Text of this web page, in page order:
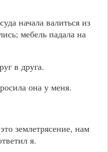
начала валиться из
мебель падала на
в друга.
она у меня.
землетрясение, нам
я.